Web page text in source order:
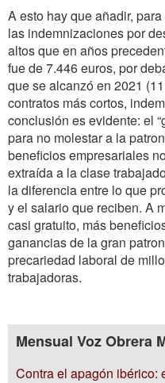
A esto hay que añadir,
las indemnizaciones por
altos que en años
fue de 7.446 euros, por
que se alcanzó en 2021
contratos más cortos,
conclusión es evidente: el
para no molestar a la
beneficios empresariales
extraída a la clase
la diferencia entre lo que
y el salario que reciben. A
casi gratuito, más
ganancias de la gran
precariedad laboral de
trabajadoras.
Mensual Voz Obrera
Contra el apagón ibérico: